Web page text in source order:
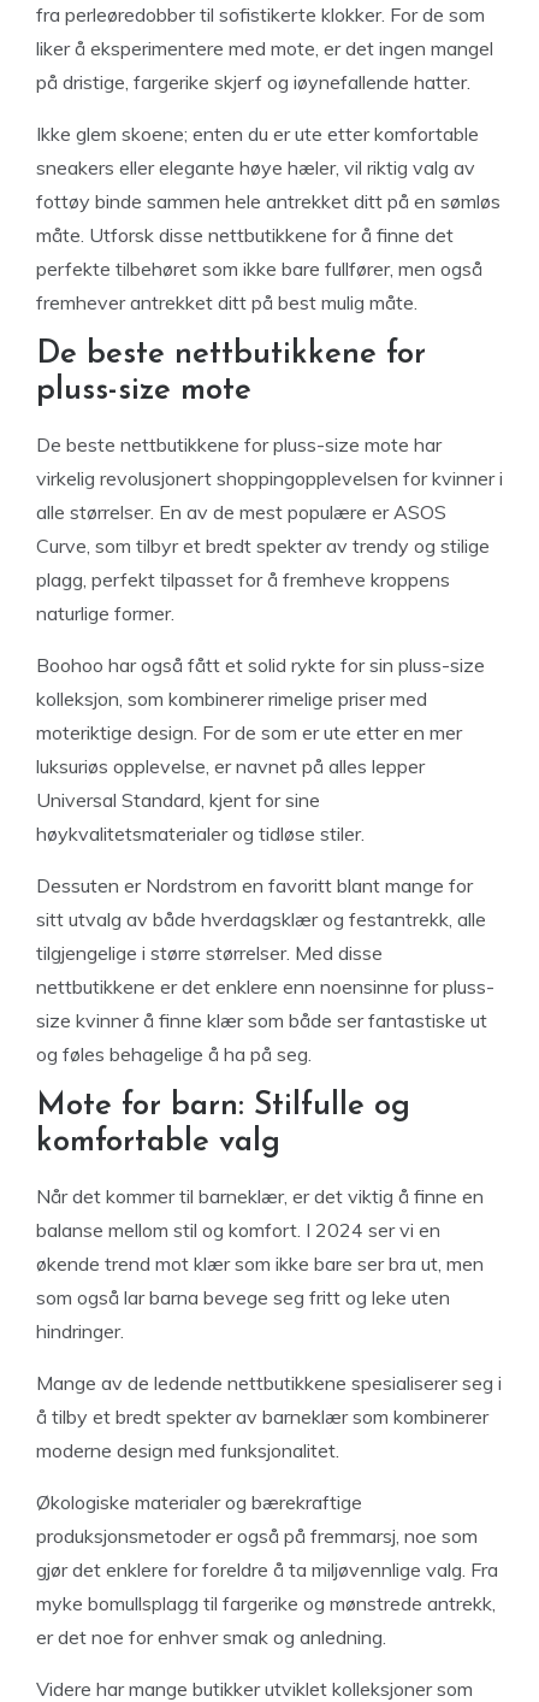
fra perleøredobber til sofistikerte klokker. For de som
liker å eksperimentere med mote, er det ingen mangel
på dristige, fargerike skjerf og iøynefallende hatter.
Ikke glem skoene; enten du er ute etter komfortable
sneakers eller elegante høye hæler, vil riktig valg av
fottøy binde sammen hele antrekket ditt på en sømløs
måte. Utforsk disse nettbutikkene for å finne det
perfekte tilbehøret som ikke bare fullfører, men også
fremhever antrekket ditt på best mulig måte.
De beste nettbutikkene for
pluss-size mote
De beste nettbutikkene for pluss-size mote har
virkelig revolusjonert shoppingopplevelsen for kvinner i
alle størrelser. En av de mest populære er ASOS
Curve, som tilbyr et bredt spekter av trendy og stilige
plagg, perfekt tilpasset for å fremheve kroppens
naturlige former.
Boohoo har også fått et solid rykte for sin pluss-size
kolleksjon, som kombinerer rimelige priser med
moteriktige design. For de som er ute etter en mer
luksuriøs opplevelse, er navnet på alles lepper
Universal Standard, kjent for sine
høykvalitetsmaterialer og tidløse stiler.
Dessuten er Nordstrom en favoritt blant mange for
sitt utvalg av både hverdagsklær og festantrekk, alle
tilgjengelige i større størrelser. Med disse
nettbutikkene er det enklere enn noensinne for pluss-
size kvinner å finne klær som både ser fantastiske ut
og føles behagelige å ha på seg.
Mote for barn: Stilfulle og
komfortable valg
Når det kommer til barneklær, er det viktig å finne en
balanse mellom stil og komfort. I 2024 ser vi en
økende trend mot klær som ikke bare ser bra ut, men
som også lar barna bevege seg fritt og leke uten
hindringer.
Mange av de ledende nettbutikkene spesialiserer seg i
å tilby et bredt spekter av barneklær som kombinerer
moderne design med funksjonalitet.
Økologiske materialer og bærekraftige
produksjonsmetoder er også på fremmarsj, noe som
gjør det enklere for foreldre å ta miljøvennlige valg. Fra
myke bomullsplagg til fargerike og mønstrede antrekk,
er det noe for enhver smak og anledning.
Videre har mange butikker utviklet kolleksjoner som